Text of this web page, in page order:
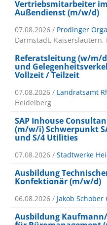
Vertriebsmitarbeiter im
Außendienst (m/w/d)
07.08.2026 / Prodinger
Darmstadt,
Referatsleitung (w/m/
und
Vollzeit / Teilzeit
07.08.2026 / Landratsamt
Heidelberg
SAP Inhouse
(m/w/i) Schwerpunkt
und S/4 Utilities
07.08.2026 / Stadtwerke
Ausbildung
Konfektionär (m/w/d)
06.08.2026 / Jakob Schober
Ausbildung